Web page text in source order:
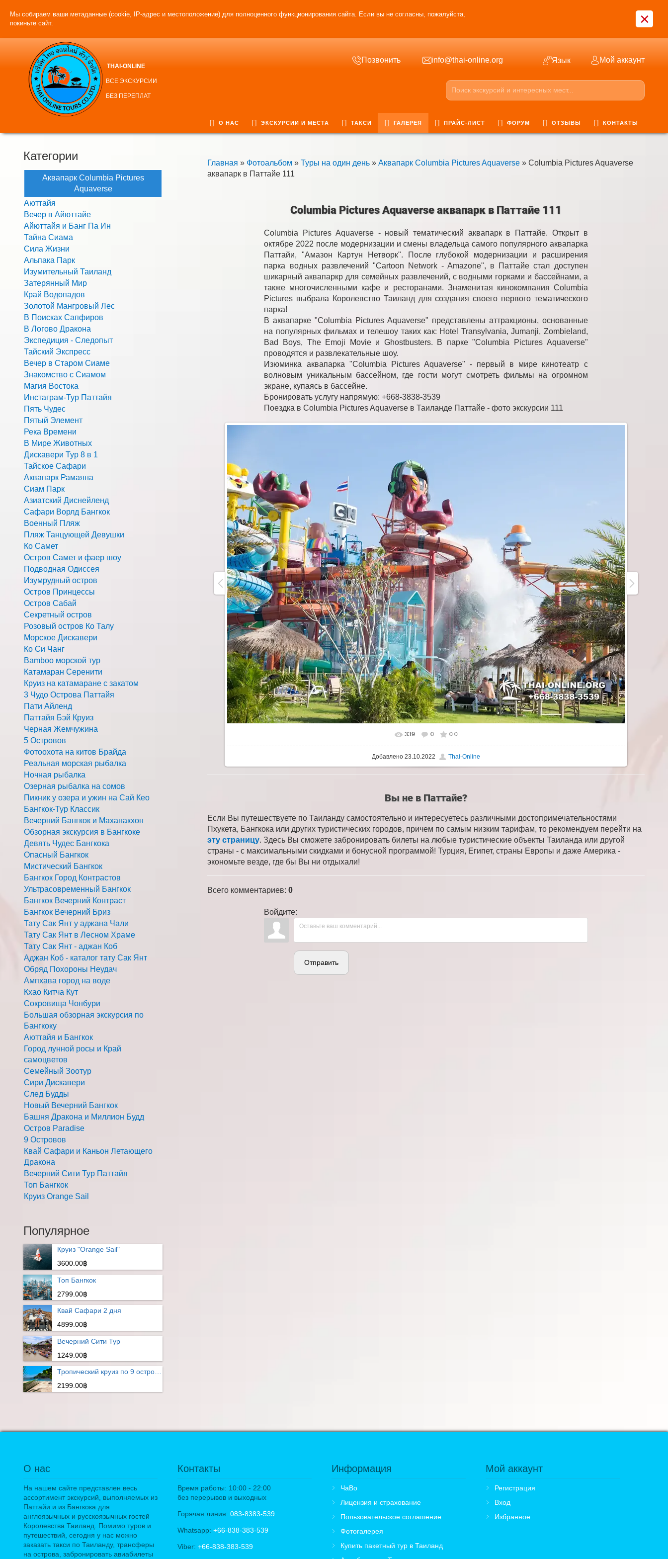
Мы собираем ваши метаданные (cookie, IP-адрес и местоположение) для полноценного функционирования сайта. Если вы не согласны, пожалуйста,
покиньте сайт.
×
THAI-ONLINE
ВСЕ ЭКСКУРСИИ
БЕЗ ПЕРЕПЛАТ
Позвонить info@thai-online.org Язык Мой аккаунт
О НАС ЭКСКУРСИИ И МЕСТА ТАКСИ ГАЛЕРЕЯ ПРАЙС-ЛИСТ ФОРУМ ОТЗЫВЫ КОНТАКТЫ
Главная » Фотоальбом » Туры на один день » Аквапарк Columbia Pictures Aquaverse » Columbia Pictures Aquaverse
аквапарк в Паттайе 111
Columbia Pictures Aquaverse аквапарк в Паттайе 111
Columbia Pictures Aquaverse - новый тематический аквапарк в Паттайе. Открыт в
октябре 2022 после модернизации и смены владельца самого популярного аквапарка
Паттайи, "Амазон Картун Нетворк". После глубокой модернизации и расширения
парка водных развлечений "Cartoon Network - Amazone", в Паттайе стал доступен
шикарный аквапаркр для семейных развлечений, с водными горками и бассейнами, а
также многочисленными кафе и ресторанами. Знаменитая кинокомпания Columbia
Pictures выбрала Королевство Таиланд для создания своего первого тематического
парка!
В аквапарке "Columbia Pictures Aquaverse" представлены аттракционы, основанные
на популярных фильмах и телешоу таких как: Hotel Transylvania, Jumanji, Zombieland,
Bad Boys, The Emoji Movie и Ghostbusters. В парке "Columbia Pictures Aquaverse"
проводятся и развлекательные шоу.
Изюминка аквапарка "Columbia Pictures Aquaverse" - первый в мире кинотеатр с
волновым уникальным бассейном, где гости могут смотреть фильмы на огромном
экране, купаясь в бассейне.
Бронировать услугу напрямую: +668-3838-3539
Поездка в Columbia Pictures Aquaverse в Таиланде Паттайе - фото экскурсии 111
339 0 0.0
Добавлено 23.10.2022 Thai-Online
Вы не в Паттайе?
Если Вы путешествуете по Таиланду самостоятельно и интересуетесь различными достопримечательностями
Пхукета, Бангкока или других туристических городов, причем по самым низким тарифам, то рекомендуем перейти на
эту страницу. Здесь Вы сможете забронировать билеты на любые туристические объекты Таиланда или другой
страны - с максимальными скидками и бонусной программой! Турция, Египет, страны Европы и даже Америка -
экономьте везде, где бы Вы ни отдыхали!
Всего комментариев: 0
Войдите:
Отправить
Категории
Аквапарк Columbia Pictures
Aquaverse
Аюттайя
Вечер в Айюттайе
Айюттайя и Банг Па Ин
Тайна Сиама
Сила Жизни
Альпака Парк
Изумительный Таиланд
Затерянный Мир
Край Водопадов
Золотой Мангровый Лес
В Поисках Сапфиров
В Логово Дракона
Экспедиция - Следопыт
Тайский Экспресс
Вечер в Старом Сиаме
Знакомство с Сиамом
Магия Востока
Инстаграм-Тур Паттайя
Пять Чудес
Пятый Элемент
Река Времени
В Мире Животных
Дискавери Тур 8 в 1
Тайское Сафари
Аквапарк Рамаяна
Сиам Парк
Азиатский Диснейленд
Сафари Ворлд Бангкок
Военный Пляж
Пляж Танцующей Девушки
Ко Самет
Остров Самет и фаер шоу
Подводная Одиссея
Изумрудный остров
Остров Принцессы
Остров Сабай
Секретный остров
Розовый остров Ко Талу
Морское Дискавери
Ко Си Чанг
Bamboo морской тур
Катамаран Серенити
Круиз на катамаране с закатом
3 Чудо Острова Паттайя
Пати Айленд
Паттайя Бэй Круиз
Черная Жемчужина
5 Островов
Фотоохота на китов Брайда
Реальная морская рыбалка
Ночная рыбалка
Озерная рыбалка на сомов
Пикник у озера и ужин на Сай Кео
Бангкок-Тур Классик
Вечерний Бангкок и Маханакхон
Обзорная экскурсия в Бангкоке
Девять Чудес Бангкока
Опасный Бангкок
Мистический Бангкок
Бангкок Город Контрастов
Ультрасовременный Бангкок
Бангкок Вечерний Контраст
Бангкок Вечерний Бриз
Тату Сак Янт у аджана Чали
Тату Сак Янт в Лесном Храме
Тату Сак Янт - аджан Коб
Аджан Коб - каталог тату Сак Янт
Обряд Похороны Неудач
Ампхава город на воде
Кхао Китча Кут
Сокровища Чонбури
Большая обзорная экскурсия по
Бангкоку
Аюттайя и Бангкок
Город лунной росы и Край
самоцветов
Семейный Зоотур
Сири Дискавери
След Будды
Новый Вечерний Бангкок
Башня Дракона и Миллион Будд
Остров Paradise
9 Островов
Квай Сафари и Каньон Летающего
Дракона
Вечерний Сити Тур Паттайя
Топ Бангкок
Круиз Orange Sail
Популярное
Круиз "Orange Sail"
3600.00฿
Топ Бангкок
2799.00฿
Квай Сафари 2 дня
4899.00฿
Вечерний Сити Тур
1249.00฿
2199.00฿
О нас
На нашем сайте представлен весь
ассортимент экскурсий, выполняемых из
Паттайи и из Бангкока для
англоязычных и русскоязычных гостей
Королевства Таиланд. Помимо туров и
путешествий, сегодня у нас можно
заказать такси по Таиланду, трансферы
на острова, забронировать авиабилеты
Контакты
Время работы: 10:00 - 22:00
без перерывов и выходных
Горячая линия: 083-8383-539
Whatsapp: +66-838-383-539
Viber: +66-838-383-539
Информация
ЧаВо
Лицензия и страхование
Пользовательское соглашение
Фотогалерея
Купить пакетный тур в Таиланд
Мой аккаунт
Регистрация
Вход
Избранное